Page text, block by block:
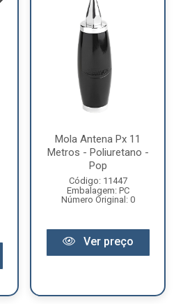
Mola Antena Px 11
Metros - Poliuretano -
Pop
Código: 11447
Embalagem: PC
Número Original: 0
Ver preço